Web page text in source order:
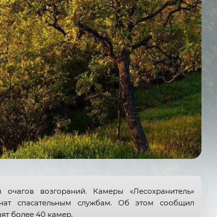
возгораний. Камеры «Лесохранитель»
спасательным службам. Об этом сообщил
более 40 камер.